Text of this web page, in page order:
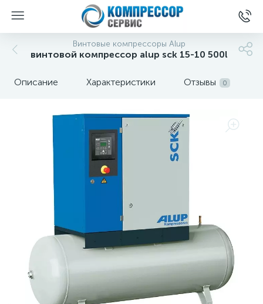
Винтовые компрессоры Alup
винтовой компрессор alup sck 15-10 500l
Описание Характеристики Отзывы 0